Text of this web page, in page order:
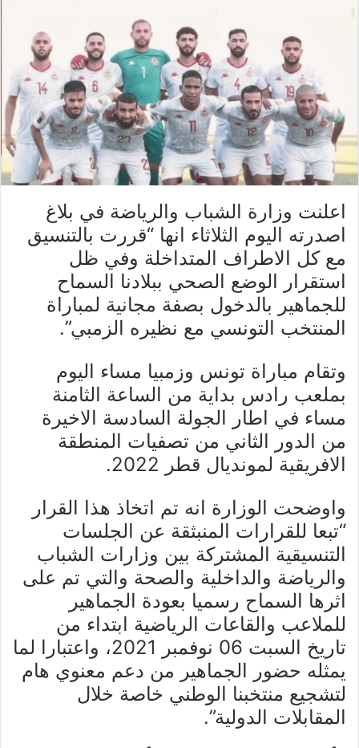
اعلنت وزارة الشباب والرياضة في بلاغ
اصدرته اليوم الثلاثاء انها “قررت بالتنسيق
مع كل الاطراف المتداخلة وفي ظل
استقرار الوضع الصحي ببلادنا السماح
للجماهير بالدخول بصفة مجانية لمباراة
المنتخب التونسي مع نظيره الزمبي”.
وتقام مباراة تونس وزمبيا مساء اليوم
بملعب رادس بداية من الساعة الثامنة
مساء في اطار الجولة السادسة الاخيرة
من الدور الثاني من تصفيات المنطقة
الافريقية لمونديال قطر 2022.
واوضحت الوزارة انه تم اتخاذ هذا القرار
“تبعا للقرارات المنبثقة عن الجلسات
التنسيقية المشتركة بين وزارات الشباب
والرياضة والداخلية والصحة والتي تم على
اثرها السماح رسميا بعودة الجماهير
للملاعب والقاعات الرياضية ابتداء من
تاريخ السبت 06 نوفمبر 2021، واعتبارا لما
يمثله حضور الجماهير من دعم معنوي هام
لتشجيع منتخبنا الوطني خاصة خلال
المقابلات الدولية”.